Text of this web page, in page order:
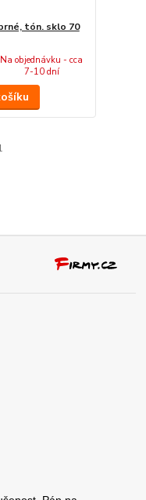
tón. sklo 70
Na objednávku - cca
7-10 dní